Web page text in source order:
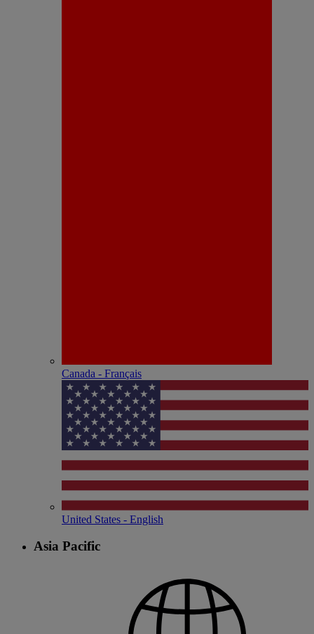
Canada - Français
United States - English
Asia Pacific